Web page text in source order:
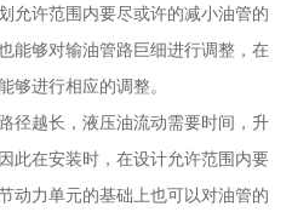
允许范围内要尽或许的减小油管的
能够对输油管路巨细进行调整，在
够进行相应的调整。
径越长，液压油流动需要时间，升
此在安装时，在设计允许范围内要
动力单元的基础上也可以对油管的